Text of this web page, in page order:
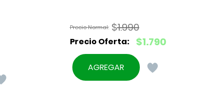
$1.990
El
precio
original
$1.790
El
precio
actual
AGREGAR